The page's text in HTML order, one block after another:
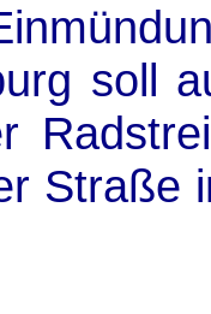
soll
Straße